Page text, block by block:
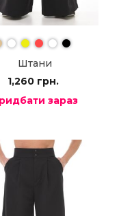
Штани
1,260 грн.
зараз